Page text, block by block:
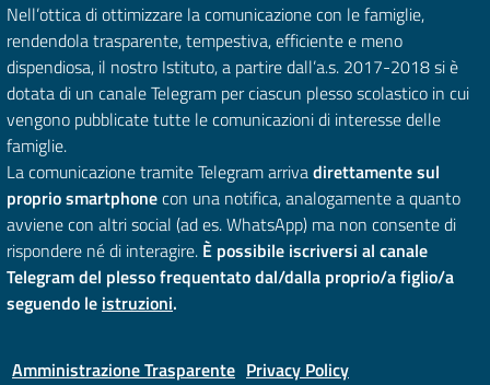
Nell’ottica di ottimizzare la comunicazione con le famiglie,
rendendola trasparente, tempestiva, efficiente e meno
dispendiosa, il nostro Istituto, a partire dall’a.s. 2017-2018 si è
dotata di un canale Telegram per ciascun plesso scolastico in cui
vengono pubblicate tutte le comunicazioni di interesse delle
famiglie.
La comunicazione tramite Telegram arrivadirettamente sul
proprio smartphonecon una notifica, analogamente a quanto
avviene con altri social (ad es. WhatsApp) ma non consente di
rispondere né di interagire. È possibile iscriversi al canale
Telegram del plesso frequentato dal/dalla proprio/a figlio/a
seguendo le istruzioni.
Amministrazione Trasparente Privacy Policy